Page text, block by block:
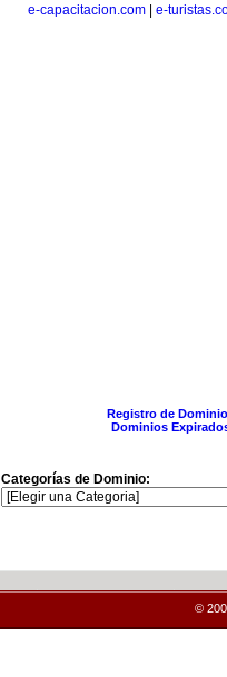
e-capacitacion.com
e-
Registro de
Dominios
Categorías de Dominio:
©